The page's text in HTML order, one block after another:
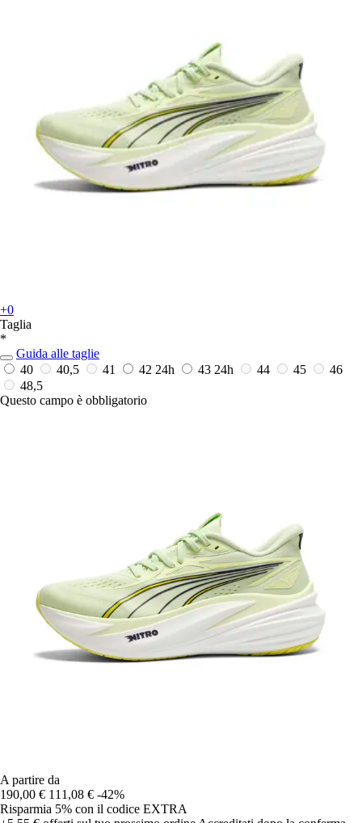
+0
Taglia
*
Guida alle taglie
40
40,5 41 42 24h 43 24h 44 45
46
48,5
Questo campo è obbligatorio
A partire da
190,00 € 111,08 € -42%
Risparmia 5% con il codice EXTRA